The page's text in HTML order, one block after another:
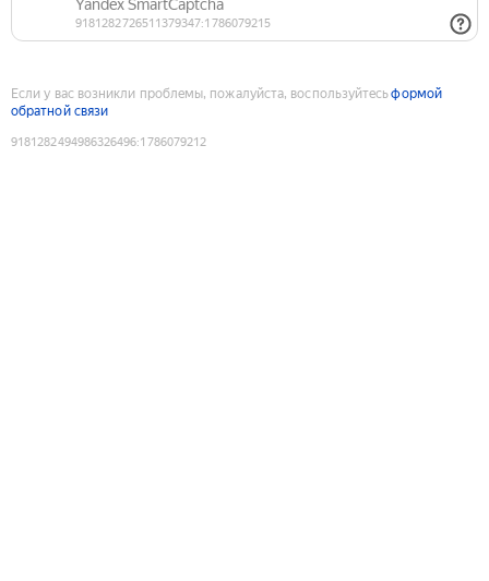
Если у вас возникли проблемы, пожалуйста, воспользуйтесьформой
обратной связи
9181282494986326496:1786079212